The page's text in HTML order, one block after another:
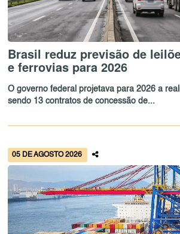
Brasil reduz previsão de
e ferrovias para 2026
O governo federal projetava para 2026 a
sendo 13 contratos de concessão de...
05 DE AGOSTO 2026